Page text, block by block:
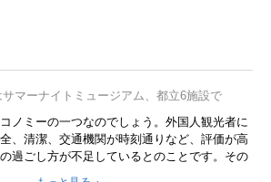
サマーナイトミュージアム、都立6施設で
ノミーの一つなのでしょう。外国人観光者に
、清潔、交通機関が時刻通りなど、評価が高
過ごし方が不足しているとのことです。その
このようなイベントが行われれば、日本人に